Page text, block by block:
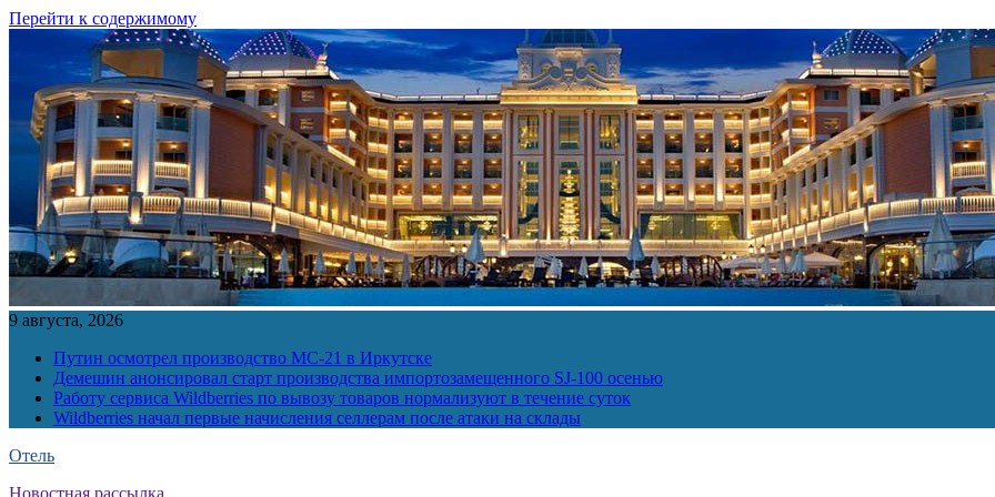
Перейти к содержимому
9 августа, 2026
Путин осмотрел производство МС-21 в Иркутске
Демешин анонсировал старт производства импортозамещенного SJ-100 осенью
Работу сервиса Wildberries по вывозу товаров нормализуют в течение суток
Wildberries начал первые начисления селлерам после атаки на склады
Отель
Новостная рассылка